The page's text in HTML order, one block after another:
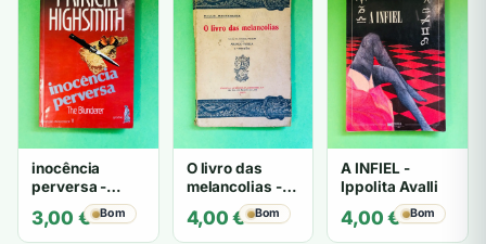
inocência
perversa -
PATRICIA
HIGHSMITH
3,00 € Bom
O livro das
melancolias -
Mantegazza
4,00€ Bom
A INFIEL -
Ippolita Avalli
4,00€ Bom